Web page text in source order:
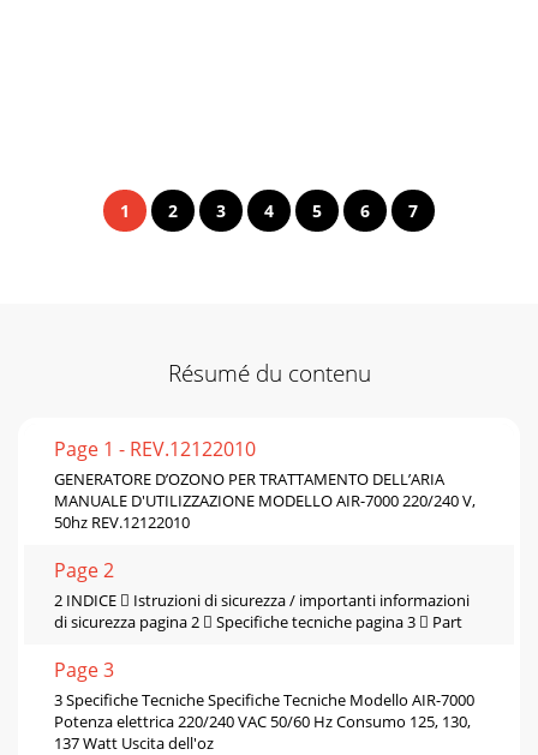
1 2 3 4 5 6 7
Résumé du contenu
Page 1 - REV.12122010
GENERATORE D’OZONO PER TRATTAMENTO DELL’ARIA
MANUALE D'UTILIZZAZIONE MODELLO AIR-7000 220/240 V,
50hz REV.12122010
Page 2
2 INDICE  Istruzioni di sicurezza / importanti informazioni
di sicurezza pagina 2  Specifiche tecniche pagina 3  Part
Page 3
3 Specifiche Tecniche Specifiche Tecniche Modello AIR-7000
Potenza elettrica 220/240 VAC 50/60 Hz Consumo 125, 130,
137 Watt Uscita dell'oz